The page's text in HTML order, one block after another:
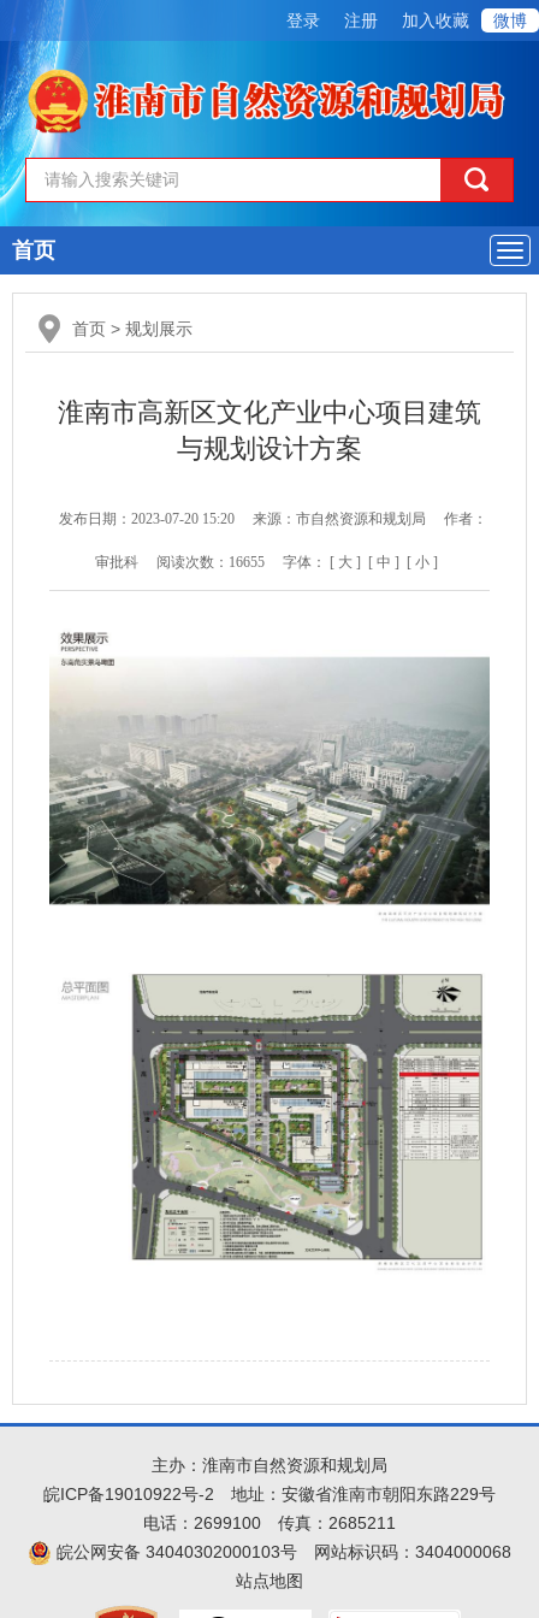
登录 注册 加入收藏 微博
导
航
首页
首页 > 规划展示
淮南市高新区文化产业中心项目建筑
与规划设计方案
发布日期：2023-07-20 15:20 来源：市自然资源和规划局 作者：
审批科 阅读次数： 16655 字体： [ 大 ] [ 中 ] [ 小 ]
主办：淮南市自然资源和规划局
皖ICP备19010922号-2
地址：安徽省淮南市朝阳东路229号
电话：2699100
传真：2685211
皖公网安备 34040302000103号
网站标识码：3404000068
站点地图